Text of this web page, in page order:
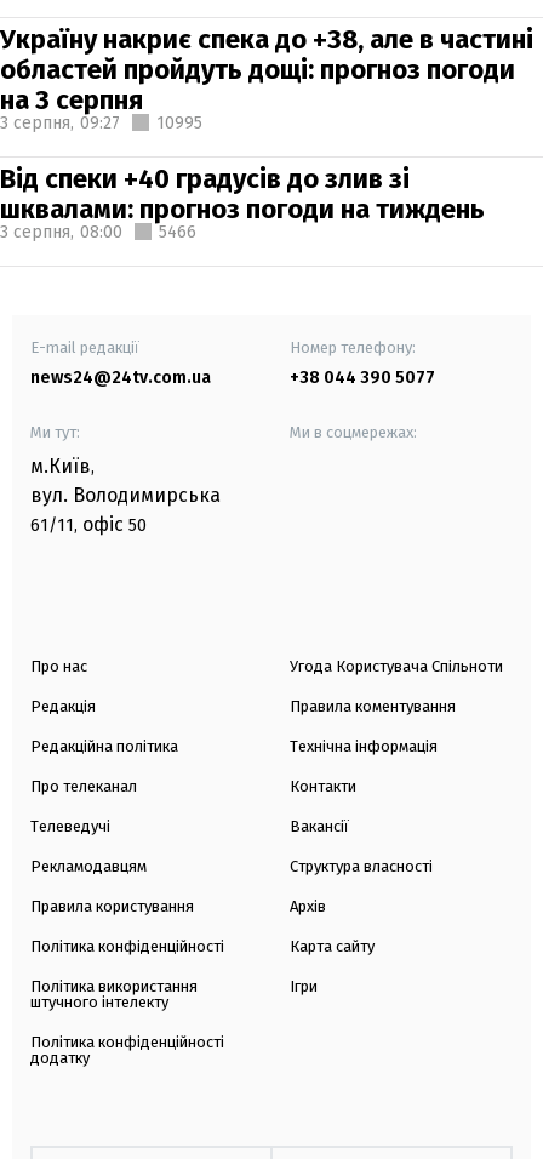
Україну накриє спека до +38, але в частині
областей пройдуть дощі: прогноз погоди
на 3 серпня
3 серпня, 09:27 10995
Від спеки +40 градусів до злив зі
шквалами: прогноз погоди на тиждень
3 серпня, 08:00 5466
E-mail редакції
news24@24tv.com.ua
Номер телефону:
+38 044 390 5077
Ми тут:
м.Київ,
вул. Володимирська
61/11, офіс 50
Ми в соцмережах:
Про нас
Редакція
Редакційна політика
Про телеканал
Телеведучі
Рекламодавцям
Правила користування
Політика конфіденційності
Політика використання
штучного інтелекту
Політика конфіденційності
додатку
Угода Користувача Спільноти
Правила коментування
Технічна інформація
Контакти
Вакансії
Структура власності
Архів
Карта сайту
Ігри